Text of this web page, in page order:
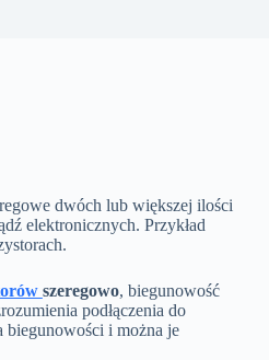
dwóch lub większej ilości
elektronicznych. Przykład
szeregowo, biegunowość
podłączenia do
biegunowości i można je